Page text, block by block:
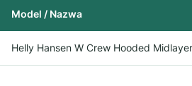
Model / Nazwa
Helly Hansen W Crew Hooded